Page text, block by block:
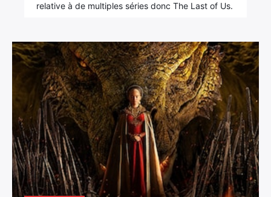
relative à de multiples séries donc The Last of Us.